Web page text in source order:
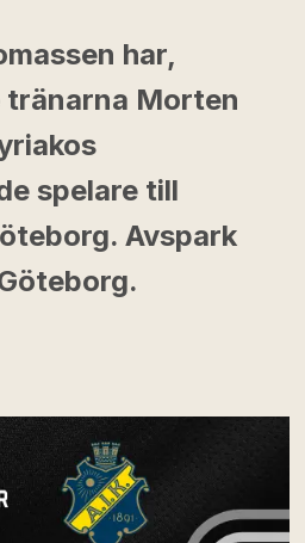
har,
tränarna Morten
spelare till
Avspark